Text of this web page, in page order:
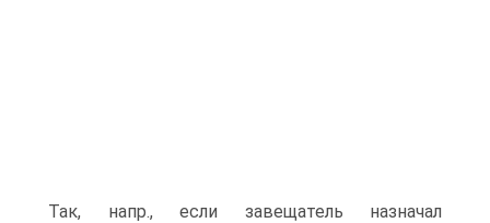
Так, напр., если завещатель назначал